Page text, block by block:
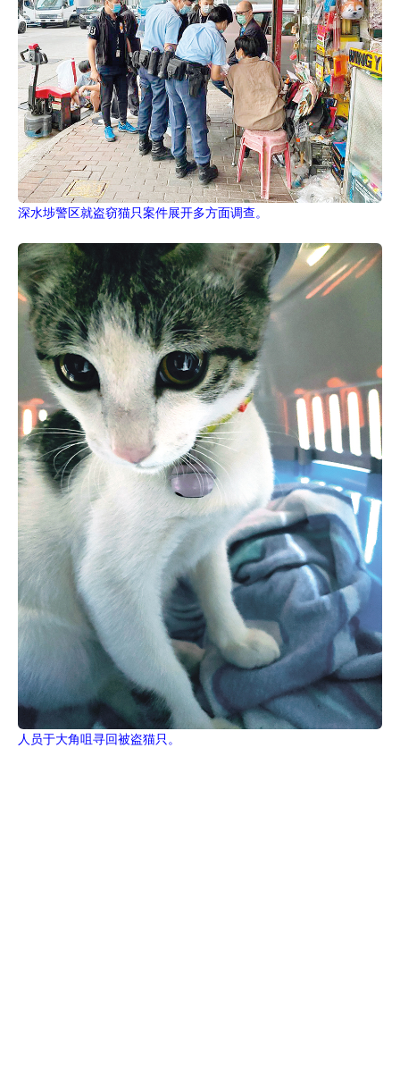
深水埗警区就盗窃猫只案件展开多方面调查。
人员于大角咀寻回被盗猫只。